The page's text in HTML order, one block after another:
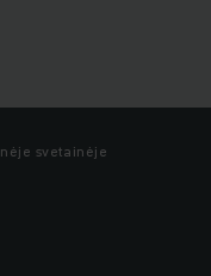
svetainėje